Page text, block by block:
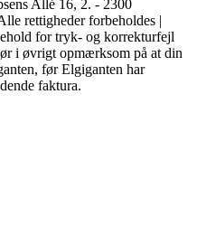
Allé 16, 2. - 2300
rettigheder forbeholdes |
for tryk- og korrekturfejl
i øvrigt opmærksom på at din
før Elgiganten har
faktura.